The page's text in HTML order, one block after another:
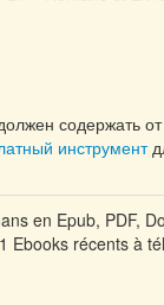
содержать
инструмент
en Epub, PDF,
Ebooks récents à